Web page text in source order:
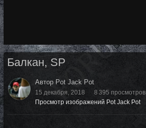
Балкан, SP
Автор Pot Jack Pot
15 декабря, 2018
8 395 просмотров
Просмотр изображений Pot Jack Pot